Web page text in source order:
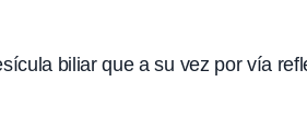
biliar que a su vez por vía